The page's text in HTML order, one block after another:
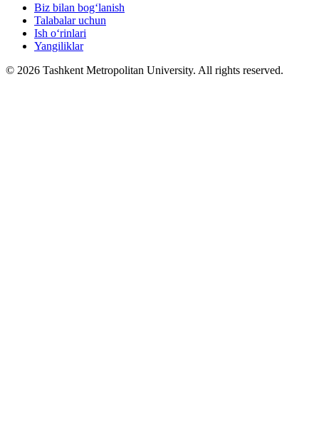
Biz bilan bog‘lanish
Talabalar uchun
Ish o‘rinlari
Yangiliklar
© 2026 Tashkent Metropolitan University. All rights reserved.